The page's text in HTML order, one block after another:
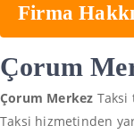
Firma
Çorum
Çorum Merkez Taksi
Taksi hizmetinden